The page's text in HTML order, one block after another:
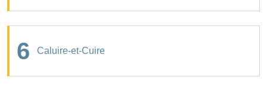
6 Caluire-et-Cuire